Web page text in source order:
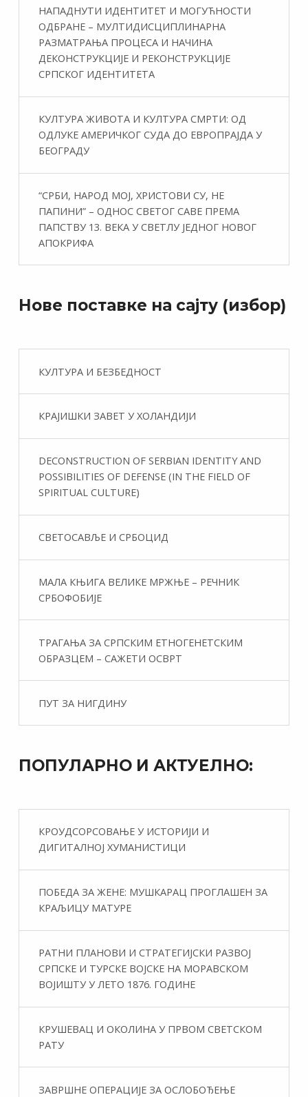
НАПАДНУТИ ИДЕНТИТЕТ И МОГУЋНОСТИ
ОДБРАНЕ – МУЛТИДИСЦИПЛИНАРНА
РАЗМАТРАЊА ПРОЦЕСА И НАЧИНА
ДЕКОНСТРУКЦИЈЕ И РЕКОНСТРУКЦИЈЕ
СРПСКОГ ИДЕНТИТЕТА
КУЛТУРА ЖИВОТА И КУЛТУРА СМРТИ: ОД
ОДЛУКЕ АМЕРИЧКОГ СУДА ДО ЕВРОПРАЈДА У
БЕОГРАДУ
“СРБИ, НАРОД МОЈ, ХРИСТОВИ СУ, НЕ
ПАПИНИ” – ОДНОС СВЕТОГ САВЕ ПРЕМА
ПАПСТВУ 13. ВЕКА У СВЕТЛУ ЈЕДНОГ НОВОГ
АПОКРИФА
Нове поставке на сајту (избор)
КУЛТУРА И БЕЗБЕДНОСТ
КРАЈИШКИ ЗАВЕТ У ХОЛАНДИЈИ
DECONSTRUCTION OF SERBIAN IDENTITY AND
POSSIBILITIES OF DEFENSE (IN THE FIELD OF
SPIRITUAL CULTURE)
СВЕТОСАВЉЕ И СРБОЦИД
МАЛА КЊИГА ВЕЛИКЕ МРЖЊЕ – РЕЧНИК
СРБОФОБИЈЕ
ТРАГАЊА ЗА СРПСКИМ ЕТНОГЕНЕТСКИМ
ОБРАЗЦЕМ – САЖЕТИ ОСВРТ
ПУТ ЗА НИГДИНУ
ПОПУЛАРНО И АКТУЕЛНО:
КРОУДСОРСОВАЊЕ У ИСТОРИЈИ И
ДИГИТАЛНОЈ ХУМАНИСТИЦИ
ПОБЕДА ЗА ЖЕНЕ: МУШКАРАЦ ПРОГЛАШЕН ЗА
КРАЉИЦУ МАТУРЕ
РАТНИ ПЛАНОВИ И СТРАТЕГИЈСКИ РАЗВОЈ
СРПСКЕ И ТУРСКЕ ВОЈСКЕ НА МОРАВСКОМ
ВОЈИШТУ У ЛЕТО 1876. ГОДИНЕ
КРУШЕВАЦ И ОКОЛИНА У ПРВОМ СВЕТСКОМ
РАТУ
ЗАВРШНЕ ОПЕРАЦИЈЕ ЗА ОСЛОБОЂЕЊЕ